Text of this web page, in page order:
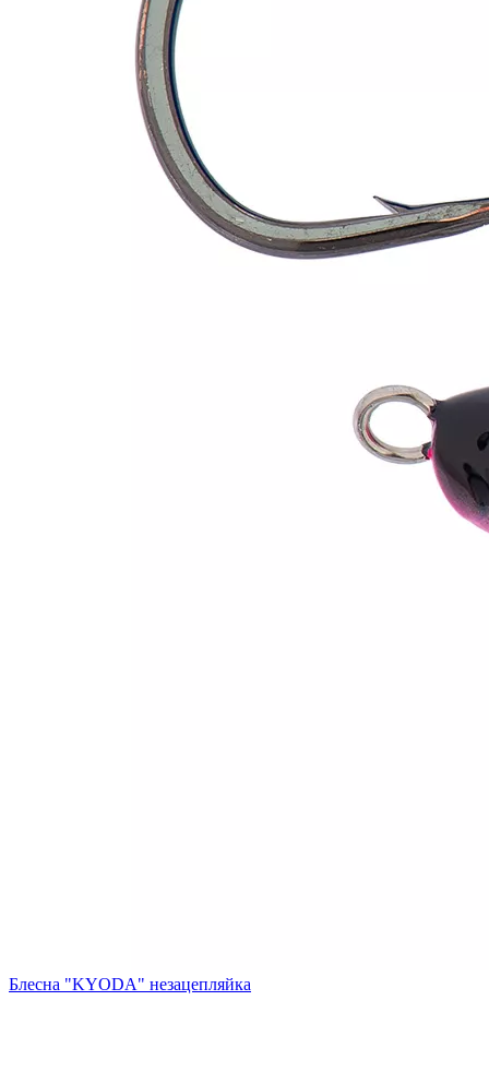
Блесна "KYODA" незацепляйка